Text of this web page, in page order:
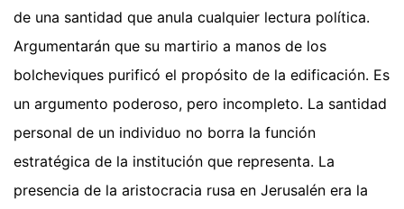
de una santidad que anula cualquier lectura política.
Argumentarán que su martirio a manos de los
bolcheviques purificó el propósito de la edificación. Es
un argumento poderoso, pero incompleto. La santidad
personal de un individuo no borra la función
estratégica de la institución que representa. La
presencia de la aristocracia rusa en Jerusalén era la